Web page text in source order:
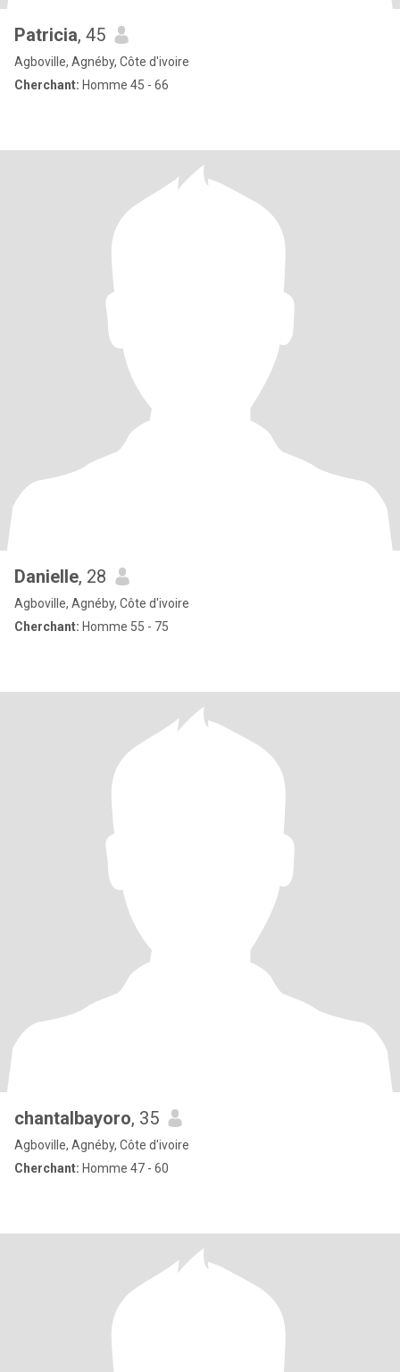
Patricia, 45
Agboville, Agnéby, Côte d'ivoire
Cherchant: Homme 45 - 66
Danielle, 28
Agboville, Agnéby, Côte d'ivoire
Cherchant: Homme 55 - 75
chantalbayoro, 35
Agboville, Agnéby, Côte d'ivoire
Cherchant: Homme 47 - 60